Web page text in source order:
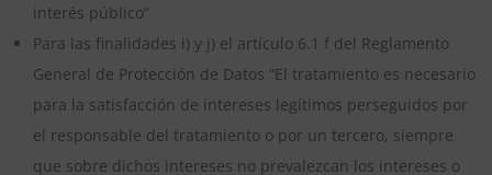
interés público”
Para las finalidades i) y j) el artículo 6.1 f del Reglamento
General de Protección de Datos “El tratamiento es necesario
para la satisfacción de intereses legítimos perseguidos por
el responsable del tratamiento o por un tercero, siempre
que sobre dichos intereses no prevalezcan los intereses o